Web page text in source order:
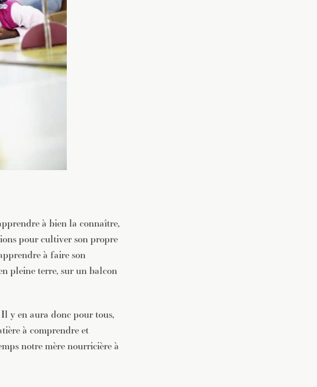
à bien la connaître,
pour cultiver son propre
à faire son
pleine terre, sur un balcon
y en aura donc pour tous,
à comprendre et
notre mère nourricière à